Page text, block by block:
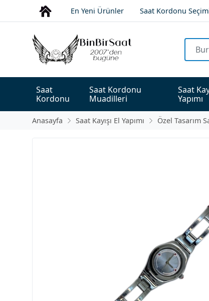
En Yeni Ürünler Saat Kordonu
Saat
Kordonu
Saat Kordonu
Muadilleri
Saat
Yapımı
Anasayfa Saat Kayışı El Yapımı Özel Tasarım